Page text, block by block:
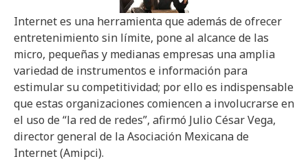
Internet es una herramienta que además de ofrecer
entretenimiento sin límite, pone al alcance de las
micro, pequeñas y medianas empresas una amplia
variedad de instrumentos e información para
estimular su competitividad; por ello es indispensable
que estas organizaciones comiencen a involucrarse en
el uso de “la red de redes”, afirmó Julio César Vega,
director general de la Asociación Mexicana de
Internet (Amipci).